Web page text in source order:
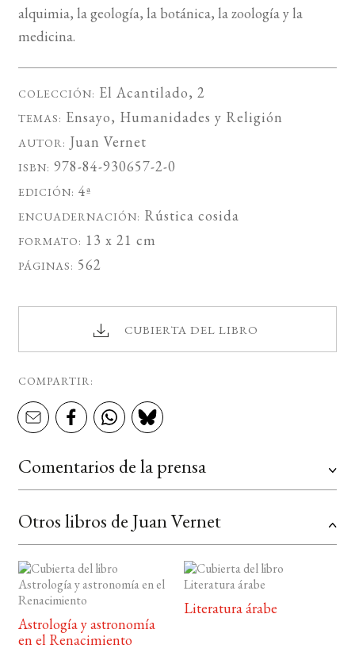
alquimia, la geología, la botánica, la zoología y la
medicina.
COLECCIÓN: El Acantilado, 2
TEMAS: Ensayo, Humanidades y Religión
AUTOR: Juan Vernet
ISBN: 978-84-930657-2-0
EDICIÓN: 4ª
ENCUADERNACIÓN: Rústica cosida
FORMATO: 13 x 21 cm
PÁGINAS: 562
CUBIERTA DEL LIBRO
COMPARTIR:
Comentarios de la prensa
Otros libros de Juan Vernet
Astrología y astronomía
en el Renacimiento
Literatura árabe